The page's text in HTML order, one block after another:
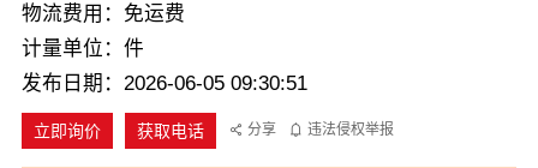
物流费用：免运费
计量单位：件
发布日期：2026-06-05 09:30:51
立即询价 获取电话 分享 违法侵权举报